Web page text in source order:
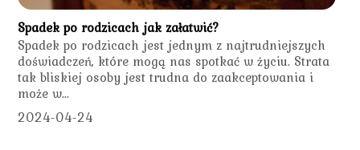
Spadek po rodzicach jak załatwić?
Spadek po rodzicach jest jednym z najtrudniejszych
doświadczeń, które mogą nas spotkać w życiu. Strata
tak bliskiej osoby jest trudna do zaakceptowania i
może w...
2024-04-24